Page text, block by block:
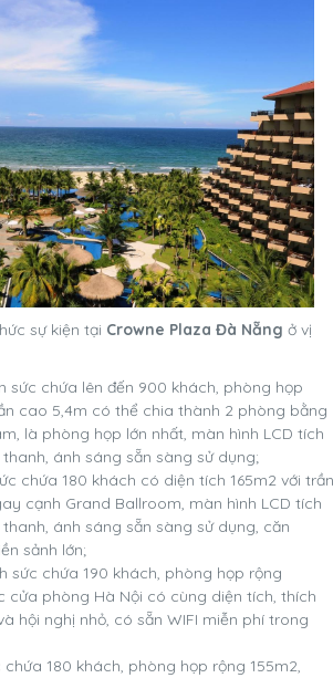
sự kiện tại Crowne Plaza Đà Nẵng ở vị
sức chứa lên đến 900 khách, phòng họp
cao 5,4m có thể chia thành 2 phòng bằng
là phòng họp lớn nhất, màn hình LCD tích
ánh sáng sẵn sàng sử dụng;
chứa 180 khách có diện tích 165m2 với trần
cạnh Grand Ballroom, màn hình LCD tích
ánh sáng sẵn sàng sử dụng, căn
sảnh lớn;
sức chứa 190 khách, phòng họp rộng
cửa phòng Hà Nội có cùng diện tích, thích
hội nghị nhỏ, có sẵn WIFI miễn phí trong
180 khách, phòng họp rộng 155m2,